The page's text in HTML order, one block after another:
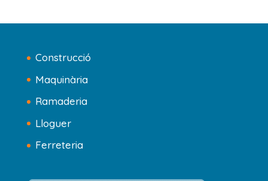
Construcció
Maquinària
Ramaderia
Lloguer
Ferreteria